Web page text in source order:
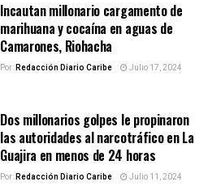
Incautan millonario cargamento de
marihuana y cocaína en aguas de
Camarones, Riohacha
Por:Redacción Diario Caribe Julio 17, 2024
Dos millonarios golpes le propinaron
las autoridades al narcotráfico en La
Guajira en menos de 24 horas
Por:Redacción Diario Caribe Julio 11, 2024